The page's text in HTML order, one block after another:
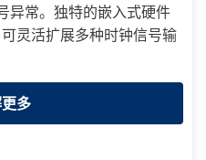
异常。独特的嵌入式硬件
灵活扩展多种时钟信号输
多